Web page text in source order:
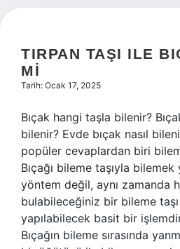
TIRPAN TAŞI ILE
MI
Tarih: Ocak 17, 2025
Bıçak hangi taşla bilenir?
bilenir? Evde bıçak nasıl
popüler cevaplardan biri
Bıçağı bileme taşıyla
yöntem değil, aynı zamanda
bulabileceğiniz bir bileme
yapılabilecek basit bir
Bıçağın bileme sırasında